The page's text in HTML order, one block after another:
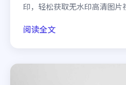
印，轻松获取无水印高清图片
阅读全文